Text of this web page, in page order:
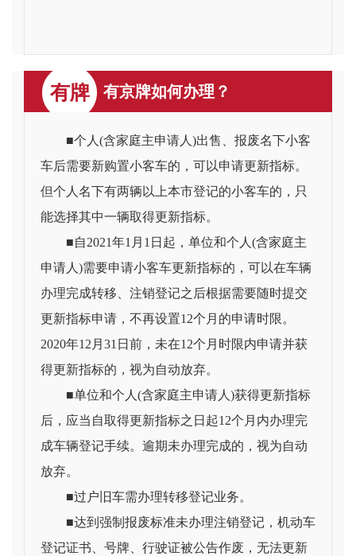
有牌 有京牌如何办理？
■个人(含家庭主申请人)出售、报废名下小客
车后需要新购置小客车的，可以申请更新指标。
但个人名下有两辆以上本市登记的小客车的，只
能选择其中一辆取得更新指标。
■自2021年1月1日起，单位和个人(含家庭主
申请人)需要申请小客车更新指标的，可以在车辆
办理完成转移、注销登记之后根据需要随时提交
更新指标申请，不再设置12个月的申请时限。
2020年12月31日前，未在12个月时限内申请并获
得更新指标的，视为自动放弃。
■单位和个人(含家庭主申请人)获得更新指标
后，应当自取得更新指标之日起12个月内办理完
成车辆登记手续。逾期未办理完成的，视为自动
放弃。
■过户旧车需办理转移登记业务。
■达到强制报废标准未办理注销登记，机动车
登记证书、号牌、行驶证被公告作废，无法更新